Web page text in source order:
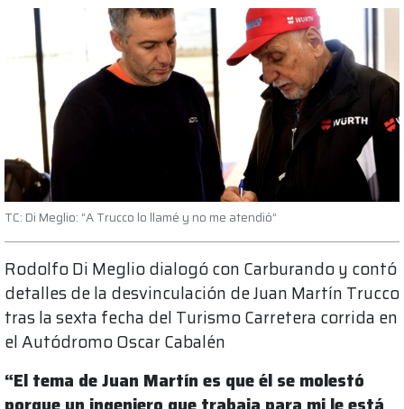
TC: Di Meglio: “A Trucco lo llamé y no me atendió”
Rodolfo Di Meglio dialogó con Carburando y contó
detalles de la desvinculación de Juan Martín Trucco
tras la sexta fecha del Turismo Carretera corrida en
el Autódromo Oscar Cabalén
“El tema de Juan Martín es que él se molestó